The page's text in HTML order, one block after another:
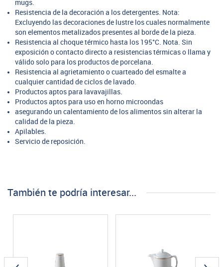
mugs.
Resistencia de la decoración a los detergentes. Nota:
Excluyendo las decoraciones de lustre los cuales normalmente
son elementos metalizados presentes al borde de la pieza.
Resistencia al choque térmico hasta los 195°C. Nota. Sin
exposición o contacto directo a resistencias térmicas o llama y
válido solo para los productos de porcelana.
Resistencia al agrietamiento o cuarteado del esmalte a
cualquier cantidad de ciclos de lavado.
Productos aptos para lavavajillas.
Productos aptos para uso en horno microondas
asegurando un calentamiento de los alimentos sin alterar la
calidad de la pieza.
Apilables.
Servicio de reposición.
También te podría interesar...